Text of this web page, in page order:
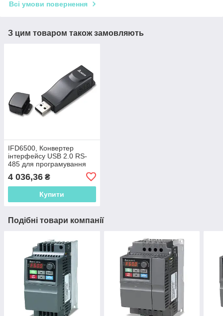
Всі умови повернення
З цим товаром також замовляють
IFD6500, Конвертер
інтерфейсу USB 2.0 RS-
485 для програмування
перетворювачів частоти
4 036,36 ₴
Купити
Подібні товари компанії